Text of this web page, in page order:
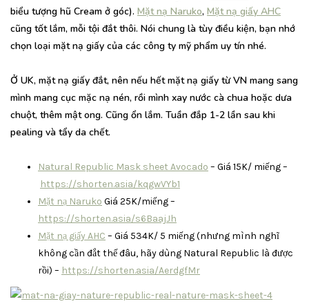
biểu tượng hũ Cream ở góc). Mặt nạ Naruko, Mặt nạ giấy AHC
cũng tốt lắm, mỗi tội đắt thôi. Nói chung là tùy điều kiện, bạn nhớ
chọn loại mặt nạ giấy của các công ty mỹ phẩm uy tín nhé.
Ở UK, mặt nạ giấy đắt, nên nếu hết mặt nạ giấy từ VN mang sang
mình mang cục mặc nạ nén, rồi mình xay nước cà chua hoặc dưa
chuột, thêm mật ong. Cũng ổn lắm. Tuần đắp 1-2 lần sau khi
pealing và tẩy da chết.
Natural Republic Mask sheet Avocado – Giá 15K/ miếng –
https://shorten.asia/kqgwVYb1
Mặt nạ Naruko Giá 25K/miếng –
https://shorten.asia/s6BaajJh
Mặt nạ giấy AHC – Giá 534K/ 5 miếng (nhưng mình nghĩ
không cần đắt thế đâu, hãy dùng Natural Republic là được
rồi) – https://shorten.asia/AerdgfMr